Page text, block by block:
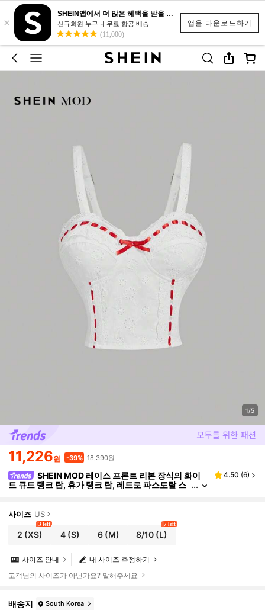
앱을 다운로드하기
×
SHEIN앱에서 더 많은 혜택을 받을 수 있어요.
신규회원 누구나 무료 항공 배송
(11,000)
1/5
11,226원 -39% 18,390원
SHEIN MOD 레이스 프론트 리본 장식의 화이
트 큐트 탱크 탑, 휴가 탱크 탑, 레트로 파스토랄 스
4.50 (6)
사이즈 US
2 (XS)
3 left
4(S) 6(M) 8/10 (L)
7 left
내 사이즈 측정하기
사이즈 안내
고객님의 사이즈가 아닌가요? 말해주세요
배송지 South Korea